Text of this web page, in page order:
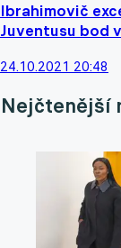
Ibrahimovič
Juventusu bod
24.10.2021 20:48
Nejčtenější